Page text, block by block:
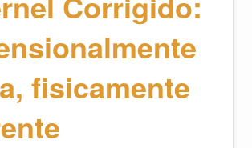
fisicamente